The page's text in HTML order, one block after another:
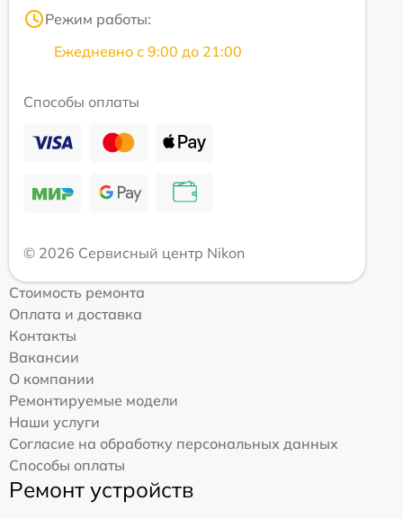
Режим работы:
Ежедневно с 9:00 до 21:00
Способы оплаты
© 2026 Сервисный центр Nikon
Стоимость ремонта
Оплата и доставка
Контакты
Вакансии
О компании
Ремонтируемые модели
Наши услуги
Согласие на обработку персональных данных
Способы оплаты
Ремонт устройств